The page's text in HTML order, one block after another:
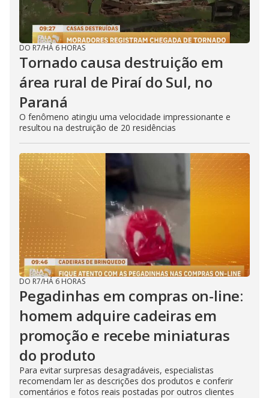
DO R7/HÁ 6 HORAS
Tornado causa destruição em
área rural de Piraí do Sul, no
Paraná
O fenômeno atingiu uma velocidade impressionante e
resultou na destruição de 20 residências
DO R7/HÁ 6 HORAS
Pegadinhas em compras on-line:
homem adquire cadeiras em
promoção e recebe miniaturas
do produto
Para evitar surpresas desagradáveis, especialistas
recomendam ler as descrições dos produtos e conferir
comentários e fotos reais postadas por outros clientes